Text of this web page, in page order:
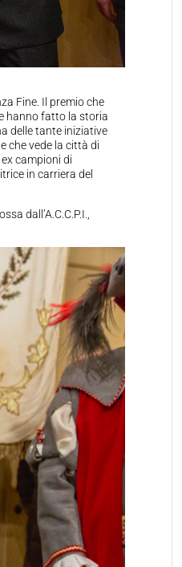
Fine. Il premio che
hanno fatto la storia
delle tante iniziative
che vede la città di
campioni di
in carriera del
dall’A.C.C.P.I.,